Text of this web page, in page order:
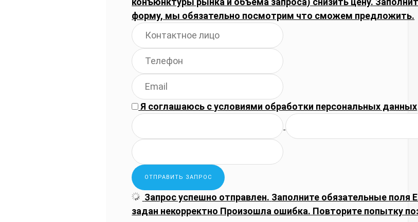
форму, мы обязательно посмотрим что сможем предложить.
Я соглашаюсь сусловиями обработки персональных данных
Запрос успешно отправлен. Заполните обязательные поля
задан некорректно Произошла ошибка. Повторите попытку